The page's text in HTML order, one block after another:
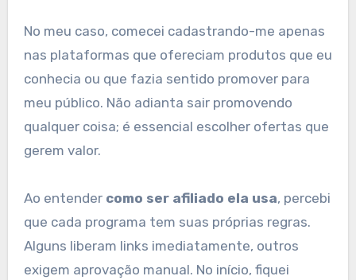
No meu caso, comecei cadastrando-me apenas
nas plataformas que ofereciam produtos que eu
conhecia ou que fazia sentido promover para
meu público. Não adianta sair promovendo
qualquer coisa; é essencial escolher ofertas que
gerem valor.
Ao entender como ser afiliado ela usa, percebi
que cada programa tem suas próprias regras.
Alguns liberam links imediatamente, outros
exigem aprovação manual. No início, fiquei